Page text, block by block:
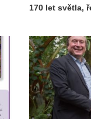
170 let světla,